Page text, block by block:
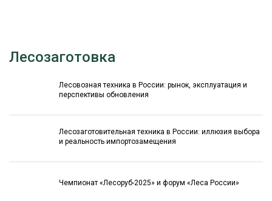
Лесозаготовка
Лесовозная техника в России: рынок, эксплуатация и
перспективы обновления
Лесозаготовительная техника в России: иллюзия выбора
и реальность импортозамещения
Чемпионат «Лесоруб-2025» и форум «Леса России»